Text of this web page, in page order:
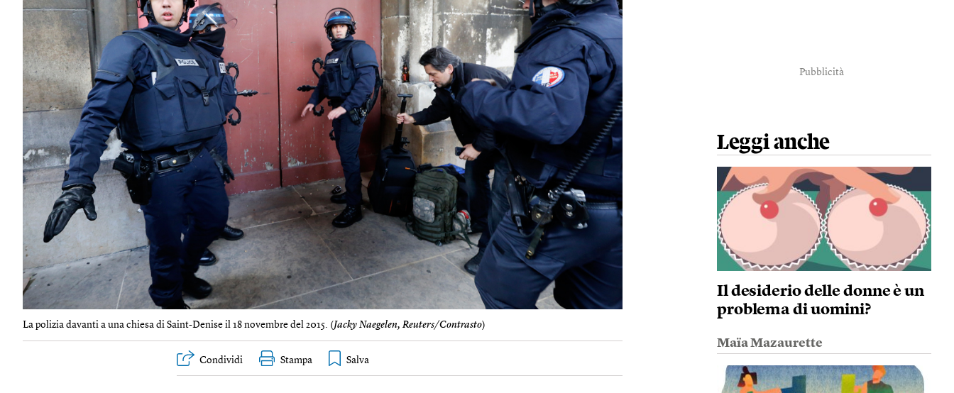
La polizia davanti a una chiesa di Saint-Denise il 18 novembre del 2015. (Jacky Naegelen, Reuters/Contrasto)
Condividi Stampa
Pubblicità
Leggi anche
Il desiderio delle donne è un
problema di uomini?
Maïa Mazaurette